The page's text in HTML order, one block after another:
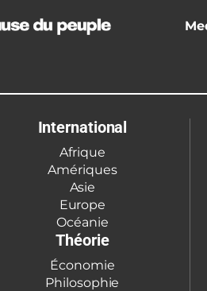
International
Afrique
Amériques
Asie
Europe
Océanie
Théorie
Économie
Philosophie